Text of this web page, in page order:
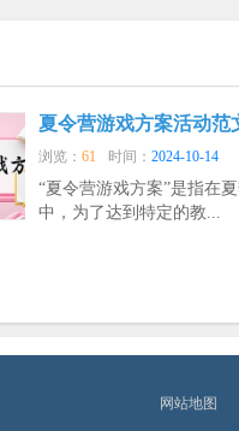
夏令营游戏方案活动范
浏览：61 时间：2024-10-14
“夏令营游戏方案”是指在
中，为了达到特定的教...
网站地图